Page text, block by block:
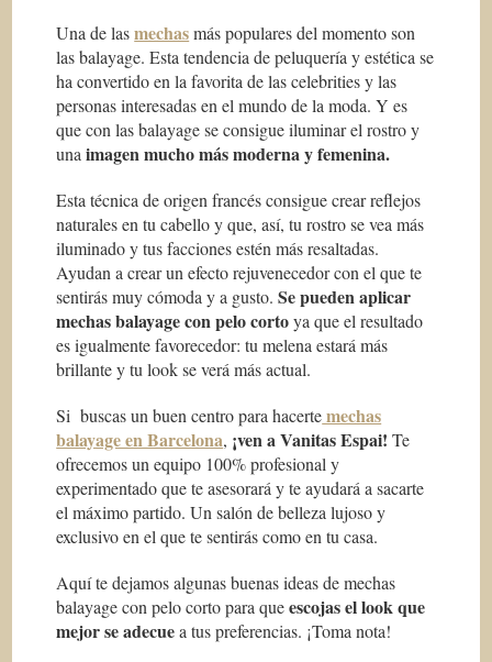
Una de lasmechasmás populares del momento son
las balayage. Esta tendencia de peluquería y estética se
ha convertido en la favorita de lascelebritiesy las
personas interesadas en el mundo de la moda. Y es
que con las balayage se consigue iluminar el rostro y
una imagen mucho más moderna y femenina.
Esta técnica de origen francés consigue crear reflejos
naturales en tu cabello y que, así, tu rostro se vea más
iluminado y tus facciones estén más resaltadas.
Ayudan a crear un efecto rejuvenecedor con el que te
sentirás muy cómoda y a gusto.Se pueden aplicar
mechas balayage con pelo cortoya que el resultado
es igualmente favorecedor: tu melena estará más
brillante y tu look se verá más actual.
Si buscas un buen centro para hacertemechas
balayage en Barcelona, ¡ven a Vanitas Espai! Te
ofrecemos un equipo 100% profesional y
experimentado que te asesorará y te ayudará a sacarte
el máximo partido. Un salón de belleza lujoso y
exclusivo en el que te sentirás como en tu casa.
Aquí te dejamos algunas buenas ideas de mechas
balayage con pelo corto para queescojas el look que
mejor se adecuea tus preferencias. ¡Toma nota!